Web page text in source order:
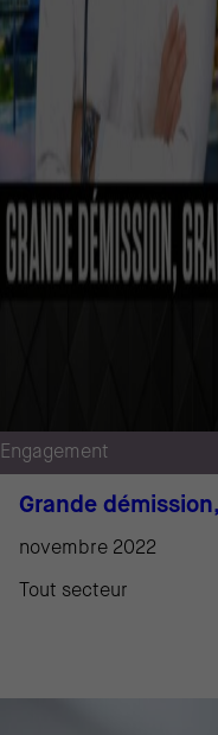
Engagement
Grande
novembre 2022
Tout secteur